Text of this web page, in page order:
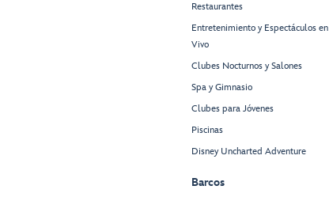
Restaurantes
Entretenimiento y Espectáculos en
Vivo
Clubes Nocturnos y Salones
Spa y Gimnasio
Clubes para Jóvenes
Piscinas
Disney Uncharted Adventure
Barcos